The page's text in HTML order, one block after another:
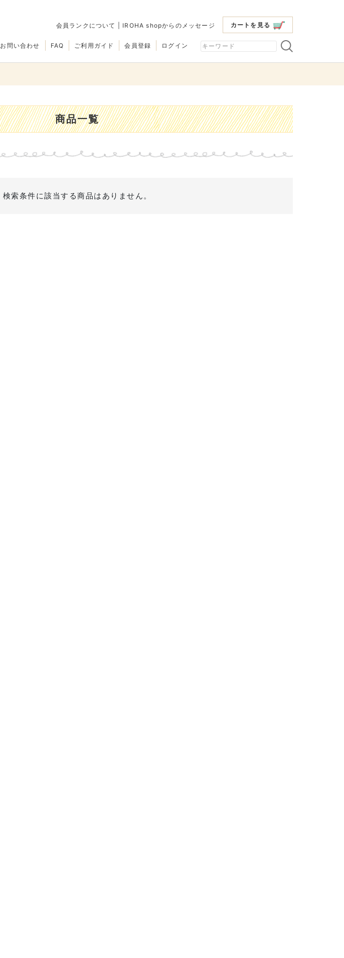
カートを見る
会員ランクについて IROHA shopからのメッセージ
会員登録 ログイン
ご利用ガイド
FAQ
お問い合わせ
商品一覧
検索条件に該当する商品はありません。